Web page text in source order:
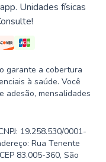
Unidades físicas
garante a cobertura
à saúde. Você
adesão, mensalidades
19.258.530/0001-
Rua Tenente
83.005-360, São